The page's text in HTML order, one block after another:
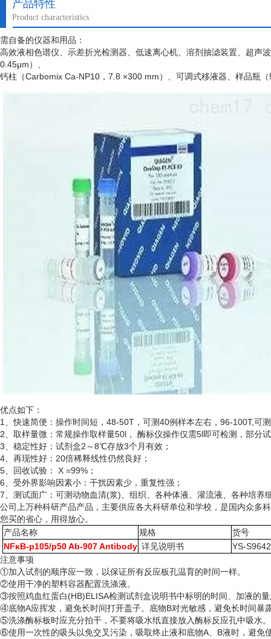
产品特性
Product characteristics
需自备的仪器和用品：
高效液相色谱仪、示差折光检测器、低速离心机、溶剂抽滤装置、超声
0.45μm）、
钙柱（Carbomix Ca-NP10，7.8 ×300 mm）、可调式移液器、样品瓶
优点如下：
1、快速简便：操作时间短，48-50T，可测40例样本左右，96-100T,可
2、取样量微：常规操作取样量50l， 酶标仪操作仅需5l即可检测，部分
3、稳定性好：试剂盒2～8℃存放3个月有效；
4、再现性好：20倍稀释线性仍然良好；
5、回收试验： X =99%；
6、受外界影响因素小：干扰因素少，重复性强；
7、测试面广：可测动物血清(浆)、组织、各种体液、灌流液、各种培
公司上万种科研产品产品，主要供应各大科研单位和学校，是国内众多
您买的省心，用得放心。
产品名称
规格
货号
NFκB-p105/p50 Ab-907 Antibody 详见说明书
YS-
注意事项
①加入试剂的顺序应一致，以保证所有反应板孔温育的时间一样。
②使用干净的塑料容器配置洗涤液。
③按照鸡血红蛋白(HB)ELISA检测试剂盒说明书中标明的时间、加液的
④底物A应挥发，避免长时间打开盖子。底物B对光敏感，避免长时间暴
⑤洗涤酶标板时应充分拍干，不要将吸水纸直接放入酶标反应孔中吸水。
⑥使用一次性的吸头以免交叉污染，吸取终止液和底物A、B液时，避免